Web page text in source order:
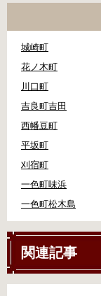
城崎町
花ノ木町
川口町
吉良町吉田
西幡豆町
平坂町
刈宿町
一色町味浜
一色町松木島
関連記事